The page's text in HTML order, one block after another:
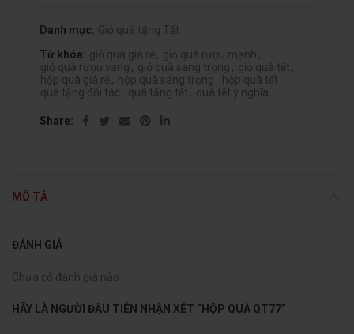
Danh mục: Giỏ quà tặng Tết
Từ khóa: giỏ quà giá rẻ , giỏ quà rượu mạnh ,
giỏ quà rượu vang , giỏ quà sang trọng , giỏ quà tết ,
hộp quà giá rẻ , hộp quà sang trọng , hộp quà tết ,
quà tặng đối tác , quà tặng tết , quà tết ý nghĩa
Share
MÔ TẢ
ĐÁNH GIÁ
Chưa có đánh giá nào.
HÃY LÀ NGƯỜI ĐẦU TIÊN NHẬN XÉT “HỘP QUÀ QT77”